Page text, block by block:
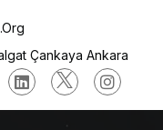
Çankaya Ankara